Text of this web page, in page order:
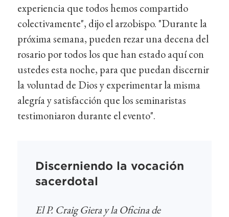
experiencia que todos hemos compartido
colectivamente", dijo el arzobispo. "Durante la
próxima semana, pueden rezar una decena del
rosario por todos los que han estado aquí con
ustedes esta noche, para que puedan discernir
la voluntad de Dios y experimentar la misma
alegría y satisfacción que los seminaristas
testimoniaron durante el evento".
Discerniendo la vocación
sacerdotal
El P. Craig Giera y la Oficina de